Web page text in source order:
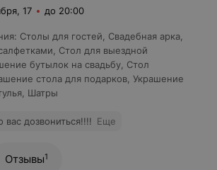
17 до 20:00
: Столы для гостей Свадебная арка
Стол для выездной
бутылок на свадьбу Стол
стола для подарков Украшение
Шатры
вас дозвониться!!!! Еще
Отзывы1